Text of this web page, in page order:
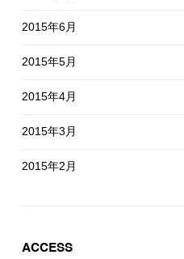
2015年6月
2015年5月
2015年4月
2015年3月
2015年2月
ACCESS